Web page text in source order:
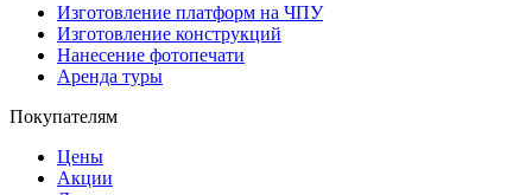
Изготовление платформ на ЧПУ
Изготовление конструкций
Нанесение фотопечати
Аренда туры
Покупателям
Цены
Акции